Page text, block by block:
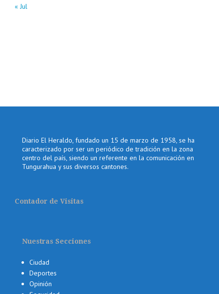
« Jul
Diario El Heraldo, fundado un 15 de marzo de 1958, se ha
caracterizado por ser un periódico de tradición en la zona
centro del país, siendo un referente en la comunicación en
Tungurahua y sus diversos cantones.
Contador de Visitas
Nuestras Secciones
Ciudad
Deportes
Opinión